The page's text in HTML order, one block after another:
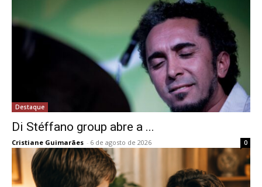
Destaque
Di Stéffano group abre a ...
Cristiane Guimarães - 6 de agosto de 2026 0